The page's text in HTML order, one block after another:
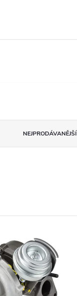
NEJPRODÁVANĚJŠÍ